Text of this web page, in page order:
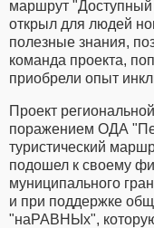
маршрут
открыл для людей
полезные знания,
команда проекта,
приобрели опыт
Проект
поражением ОДА
туристический
подошел к своему
муниципального
и при поддержке
"наРАВНЫх",